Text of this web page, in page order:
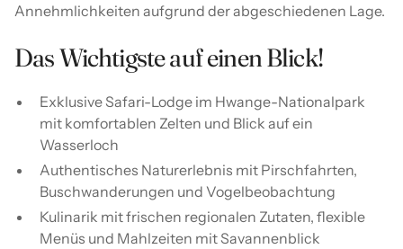
Annehmlichkeiten aufgrund der abgeschiedenen Lage.
Das Wichtigste auf einen Blick!
Exklusive Safari-Lodge im Hwange-Nationalpark
mit komfortablen Zelten und Blick auf ein
Wasserloch
Authentisches Naturerlebnis mit Pirschfahrten,
Buschwanderungen und Vogelbeobachtung
Kulinarik mit frischen regionalen Zutaten, flexible
Menüs und Mahlzeiten mit Savannenblick